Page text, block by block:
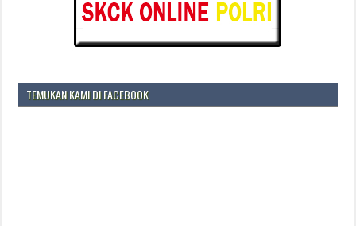
TEMUKAN KAMI DI FACEBOOK